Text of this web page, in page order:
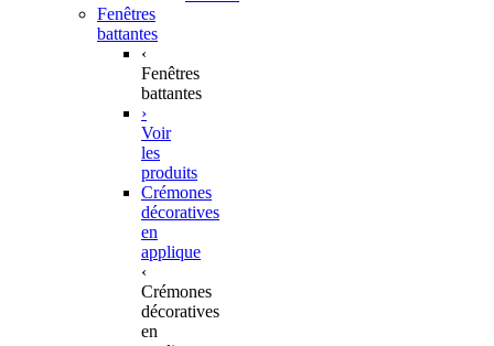
Fenêtres
battantes
‹
Fenêtres
battantes
›
Voir
les
produits
Crémones
décoratives
en
applique
‹
Crémones
décoratives
en